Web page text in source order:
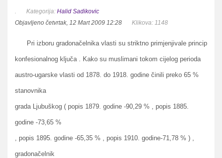
Kategorija:Halid Sadikovic
Objavljeno četvrtak, 12 Mart 2009 12:28
Klikova: 1148
Pri izboru gradonačelnika vlasti su striktno primjenjivale princip
konfesionalnog ključa . Kako su muslimani tokom cijelog perioda
austro-ugarske vlasti od 1878. do 1918. godine činili preko 65 %
stanovnika
grada Ljubuškog ( popis 1879. godine -90,29 % , popis 1885.
godine -73,65 %
, popis 1895. godine -65,35 % , popis 1910. godine-71,78 % ) ,
gradonačelnik